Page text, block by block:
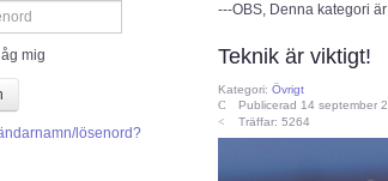
mig
lösenord?
---OBS, Denna kategori
Teknik är viktigt!
Kategori: Övrigt
Publicerad 14 september
Träffar: 5264